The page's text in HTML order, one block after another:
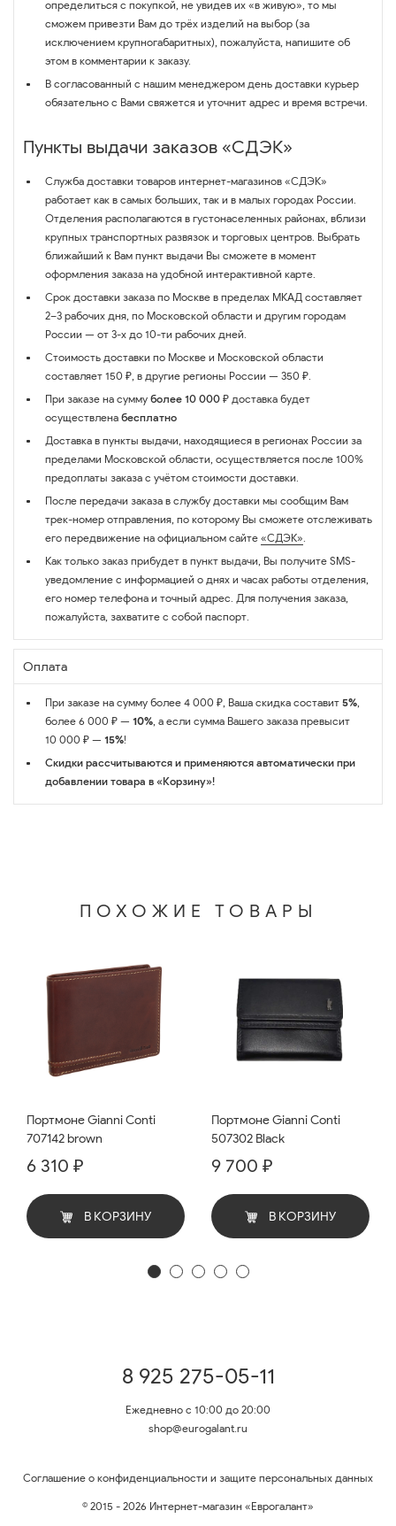
определиться с покупкой, не увидев их «в живую», то мы
сможем привезти Вам до трёх изделий на выбор (за
исключением крупногабаритных), пожалуйста, напишите об
этом в комментарии к заказу.
В согласованный с нашим менеджером день доставки курьер
обязательно с Вами свяжется и уточнит адрес и время встречи.
Пункты выдачи заказов «СДЭК»
Служба доставки товаров интернет-магазинов «СДЭК»
работает как в самых больших, так и в малых городах России.
Отделения располагаются в густонаселенных районах, вблизи
крупных транспортных развязок и торговых центров. Выбрать
ближайший к Вам пункт выдачи Вы сможете в момент
оформления заказа на удобной интерактивной карте.
Срок доставки заказа по Москве в пределах МКАД составляет
2–3 рабочих дня, по Московской области и другим городам
России — от 3-х до 10-ти рабочих дней.
Стоимость доставки по Москве и Московской области
составляет 150 ₽, в другие регионы России — 350 ₽.
При заказе на сумму более 10 000 ₽ доставка будет
осуществлена бесплатно
Доставка в пункты выдачи, находящиеся в регионах России за
пределами Московской области, осуществляется после 100%
предоплаты заказа с учётом стоимости доставки.
После передачи заказа в службу доставки мы сообщим Вам
трек-номер отправления, по которому Вы сможете отслеживать
его передвижение на официальном сайте «СДЭК».
Как только заказ прибудет в пункт выдачи, Вы получите SMS-
уведомление с информацией о днях и часах работы отделения,
его номер телефона и точный адрес. Для получения заказа,
пожалуйста, захватите с собой паспорт.
Оплата
При заказе на сумму более 4 000 ₽, Ваша скидка составит 5%,
более 6 000 ₽ — 10%, а если сумма Вашего заказа превысит
10 000 ₽ — 15%!
Скидки рассчитываются и применяются автоматически при
добавлении товара в «Корзину»!
ПОХОЖИЕ ТОВАРЫ
Портмоне Gianni Conti
707142 brown
6 310 ₽
В КОРЗИНУ
Портмоне Gianni Conti
507302 Black
9 700 ₽
В КОРЗИНУ
8 925 275-05-11
Ежедневно с 10:00 до 20:00
shop@eurogalant.ru
Соглашение о конфиденциальности и защите персональных данных
© 2015 - 2026 Интернет-магазин «Еврогалант»